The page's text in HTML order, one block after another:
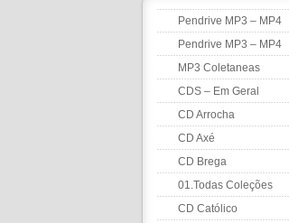
Pendrive MP3 – MP4
Pendrive MP3 – MP4
MP3 Coletaneas
CDS – Em Geral
CD Arrocha
CD Axé
CD Brega
01.Todas Coleções
CD Católico